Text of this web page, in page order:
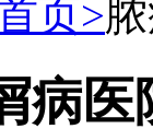
页>
病医